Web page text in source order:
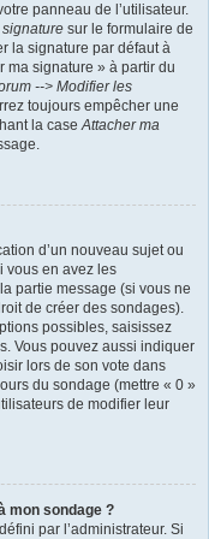
panneau de l’utilisateur.
sur le formulaire de
la signature par défaut à
ma signature » à partir du
--> Modifier les
toujours empêcher une
la caseAttacher ma
d’un nouveau sujet ou
vous en avez les
partie message (si vous ne
de créer des sondages).
possibles, saisissez
Vous pouvez aussi indiquer
lors de son vote dans
du sondage (mettre « 0 »
de modifier leur
mon sondage ?
par l’administrateur. Si